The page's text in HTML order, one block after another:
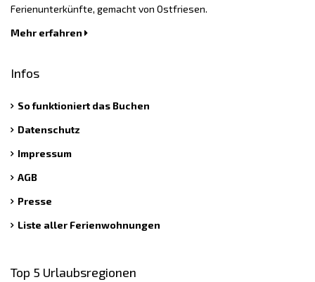
Ferienunterkünfte, gemacht von Ostfriesen.
Mehr erfahren
Infos
So funktioniert das Buchen
Datenschutz
Impressum
AGB
Presse
Liste aller Ferienwohnungen
Top 5 Urlaubsregionen